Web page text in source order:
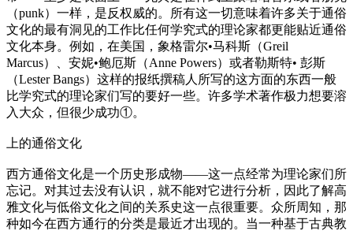
（punk）一样，是反权威的。所有这一切意味着许多关于通俗
文化的最有洞见的工作比任何学究式的理论家都更能贴近通俗
文化本身。例如，在美国，象格雷尔•马科斯（Greil
Marcus）、安妮•鲍厄斯（Anne Powers）或者勒斯特• 彭斯
（Lester Bangs）这样的报纸撰稿人所写的这方面的东西一般
比学究式的理论家们写的要好一些。许多学术著作极力想要溶
入大众，但很少成功①。
上的通俗文化
西方通俗文化是一个历史形成物——这一点经常为理论家们所
忘记。对其过去没有认识，就不能对它进行分析，因此了解高
雅文化与低俗文化之间的关系史这一点很重要。众所周知，那
种如今在西方通行的分类是最近才出现的。当一种基于古典教